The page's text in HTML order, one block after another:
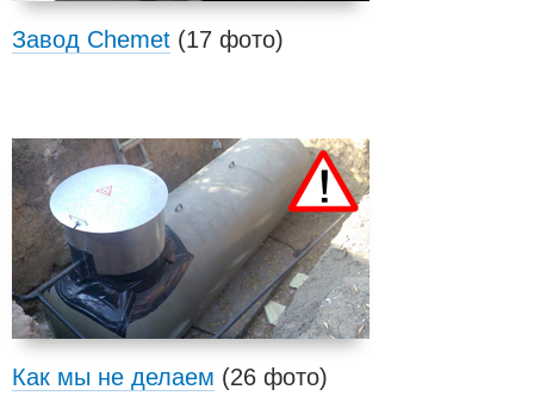
Завод Chemet (17 фото)
Как мы не делаем (26 фото)